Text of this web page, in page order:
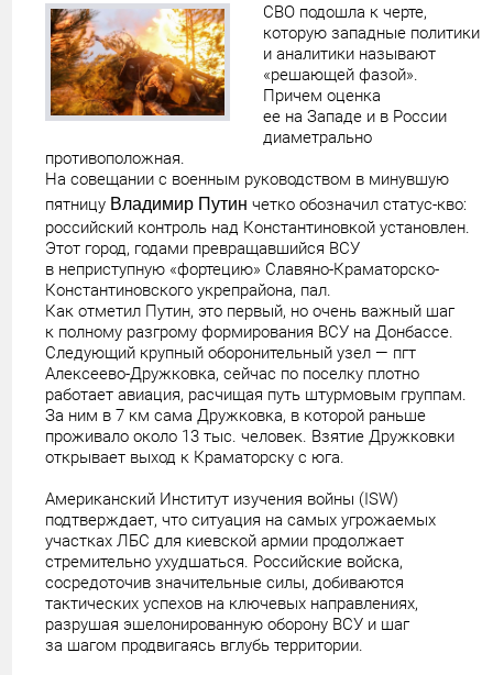
СВО подошла к черте,
которую западные политики
и аналитики называют
«решающей фазой».
Причем оценка
ее на Западе и в России
диаметрально
противоположная.
На совещании с военным руководством в минувшую
пятницу Владимир Путин четко обозначил статус-кво:
российский контроль над Константиновкой установлен.
Этот город, годами превращавшийся ВСУ
в неприступную «фортецию» Славяно-Краматорско-
Константиновского укрепрайона, пал.
Как отметил Путин, это первый, но очень важный шаг
к полному разгрому формирования ВСУ на Донбассе.
Следующий крупный оборонительный узел — пгт
Алексеево-Дружковка, сейчас по поселку плотно
работает авиация, расчищая путь штурмовым группам.
За ним в 7 км сама Дружковка, в которой раньше
проживало около 13 тыс. человек. Взятие Дружковки
открывает выход к Краматорску с юга.
Американский Институт изучения войны (ISW)
подтверждает, что ситуация на самых угрожаемых
участках ЛБС для киевской армии продолжает
стремительно ухудшаться. Российские войска,
сосредоточив значительные силы, добиваются
тактических успехов на ключевых направлениях,
разрушая эшелонированную оборону ВСУ и шаг
за шагом продвигаясь вглубь территории.